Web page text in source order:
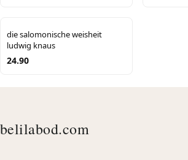
die salomonische weisheit
ludwig knaus
24.90
belilabod.com